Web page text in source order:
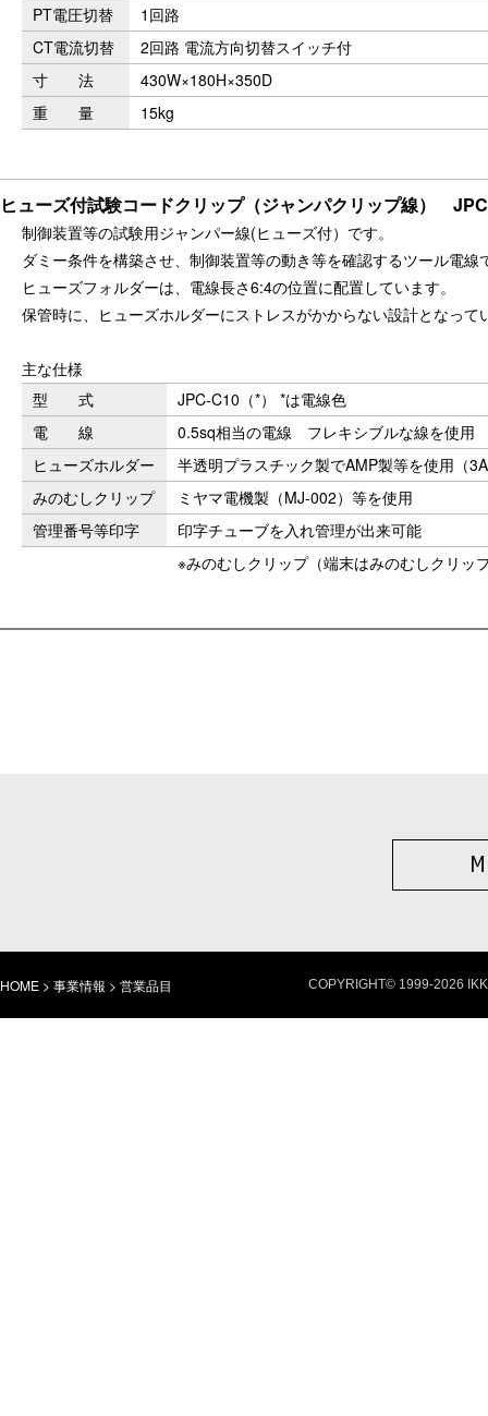
PT電圧切替
1回路
CT電流切替
2回路 電流方向切替スイッチ付
寸 法
430W×180H×350D
重 量
15kg
ヒューズ付試験コードクリップ（ジャンパクリップ線）
制御装置等の試験用ジャンパー線(ヒューズ付）です。
ダミー条件を構築させ、制御装置等の動き等を確認するツール電線
ヒューズフォルダーは、電線長さ6:4の位置に配置しています。
保管時に、ヒューズホルダーにストレスがかからない設計となって
主な仕様
型 式
JPC-C10（*） *は電線色
電 線
0.5sq相当の電線 フレキシブルな線を使用
ヒューズホルダー
半透明プラスチック製でAMP製等を使用（
みのむしクリップ
ミヤマ電機製（MJ-002）等を使用
管理番号等印字
印字チューブを入れ管理が出来可能
※みのむしクリップ（端末はみのむしクリッ
HOME > 事業情報 > 営業品目 COPYRIGHT© 1999-2026